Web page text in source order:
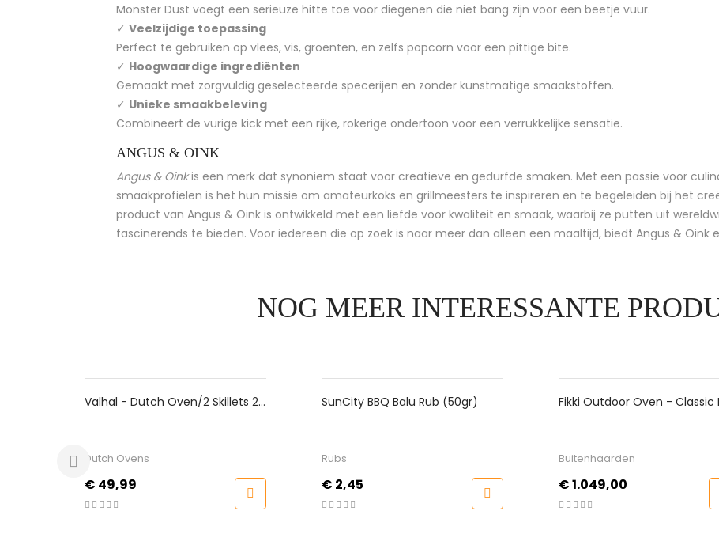
Monster Dust voegt een serieuze hitte toe voor diegenen die niet bang zijn voor een beetje vuur.
✓ Veelzijdige toepassing
Perfect te gebruiken op vlees, vis, groenten, en zelfs popcorn voor een pittige bite.
✓ Hoogwaardige ingrediënten
Gemaakt met zorgvuldig geselecteerde specerijen en zonder kunstmatige smaakstoffen.
✓ Unieke smaakbeleving
Combineert de vurige kick met een rijke, rokerige ondertoon voor een verrukkelijke sensatie.
ANGUS & OINK
Angus & Oinkis een merk dat synoniem staat voor creatieve en gedurfde smaken. Met een passie voor
smaakprofielen is het hun missie om amateurkoks en grillmeesters te inspireren en te begeleiden bij het
product van Angus & Oink is ontwikkeld met een liefde voor kwaliteit en smaak, waarbij ze putten uit
fascinerends te bieden. Voor iedereen die op zoek is naar meer dan alleen een maaltijd, biedt Angus & Oink
NOG MEER INTERESSANTE
Valhal - Dutch Oven/2 Skillets 2L,
Dutch Ovens
€ 49,99
SunCity BBQ Balu Rub (50gr)
Fikki Outdoor Oven - Classic De
Buitenhaarden
€ 1.049,00